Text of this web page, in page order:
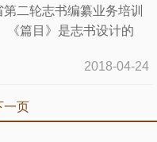
轮志书编纂业务培训
目》是志书设计的
2018-04-24
一页